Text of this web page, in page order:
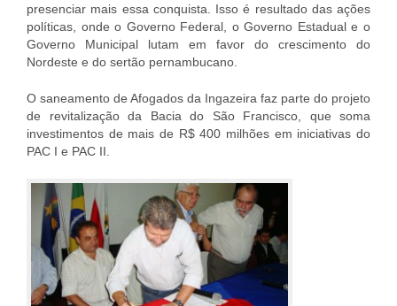
presenciar mais essa conquista. Isso é resultado das ações
políticas, onde o Governo Federal, o Governo Estadual e o
Governo Municipal lutam em favor do crescimento do
Nordeste e do sertão pernambucano.
O saneamento de Afogados da Ingazeira faz parte do projeto
de revitalização da Bacia do São Francisco, que soma
investimentos de mais de R$ 400 milhões em iniciativas do
PAC I e PAC II.